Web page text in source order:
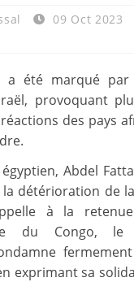
09 Oct 2023
a été marqué
provoquant
des pays
Abdel
détérioration de
à la
du Congo, le
exprimant sa